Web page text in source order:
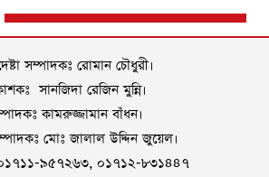
সম্পাদকঃ রোমান চৌধুরী।
সানজিদা রেজিন মুন্নি।
কামরুজ্জামান বাঁধন।
মোঃ জালাল উদ্দিন জুয়েল।
৯৫৭২৬৩, ০১৭১২-৮৩১৪৪৭